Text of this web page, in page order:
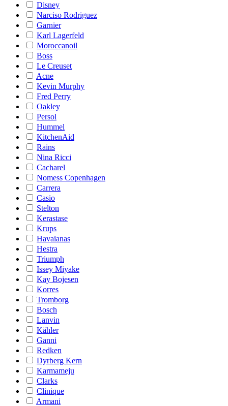
Disney
Narciso Rodriguez
Garnier
Karl Lagerfeld
Moroccanoil
Boss
Le Creuset
Acne
Kevin Murphy
Fred Perry
Oakley
Persol
Hummel
KitchenAid
Rains
Nina Ricci
Cacharel
Nomess Copenhagen
Carrera
Casio
Stelton
Kerastase
Krups
Havaianas
Hestra
Triumph
Issey Miyake
Kay Bojesen
Korres
Tromborg
Bosch
Lanvin
Kähler
Ganni
Redken
Dyrberg Kern
Karmameju
Clarks
Clinique
Armani